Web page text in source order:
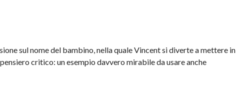
sul nome del bambino, nella quale Vincent si diverte a mettere in
critico: un esempio davvero mirabile da usare anche